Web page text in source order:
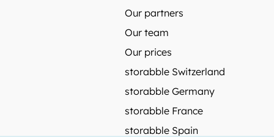
Our partners
Our team
Our prices
storabble Switzerland
storabble Germany
storabble France
storabble Spain